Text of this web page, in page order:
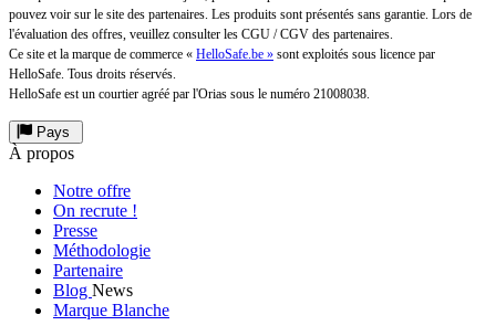
pouvez voir sur le site des partenaires. Les produits sont présentés sans garantie. Lors de
l'évaluation des offres, veuillez consulter les CGU / CGV des partenaires.
Ce site et la marque de commerce « HelloSafe.be » sont exploités sous licence par
HelloSafe. Tous droits réservés.
HelloSafe est un courtier agréé par l'Orias sous le numéro 21008038.
Pays
À propos
Notre offre
On recrute !
Presse
Méthodologie
Partenaire
Blog News
Marque Blanche